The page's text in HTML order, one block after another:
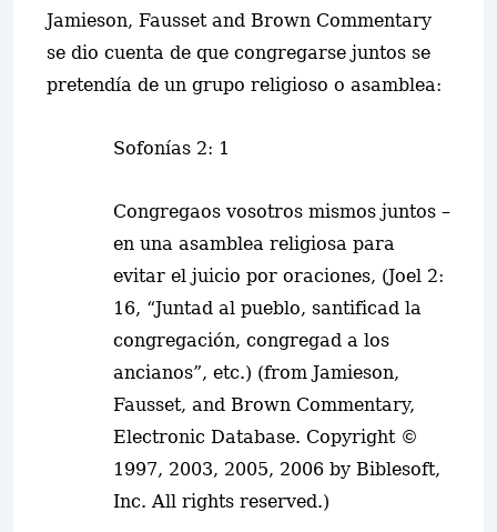
Jamieson, Fausset and Brown Commentary
se dio cuenta de que congregarse juntos se
pretendía de un grupo religioso o asamblea:
Sofonías 2: 1
Congregaos vosotros mismos juntos –
en una asamblea religiosa para
evitar el juicio por oraciones, (Joel 2:
16, “Juntad al pueblo, santificad la
congregación, congregad a los
ancianos”, etc.) (from Jamieson,
Fausset, and Brown Commentary,
Electronic Database. Copyright ©
1997, 2003, 2005, 2006 by Biblesoft,
Inc. All rights reserved.)